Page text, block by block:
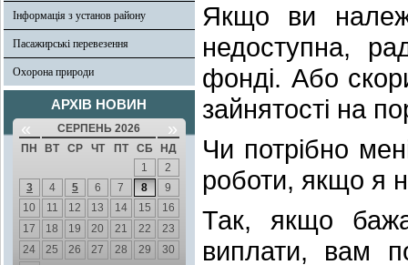
Інформація з установ району
Пасажирські перевезення
Охорона природи
АРХІВ НОВИН
« СЕРПЕНЬ 2026 »
ПН ВТ СР ЧТ ПТ СБ
НД
1
2
3
4 5 6 7 8
9
10
11 12 13 14 15
16
17
18 19 20 21 22
23
24
25 26 27 28 29
30
Якщо ви
недоступна,
фонді. Або
зайнятості на
Чи потрібно
роботи, якщо я
Так, якщо
виплати, вам